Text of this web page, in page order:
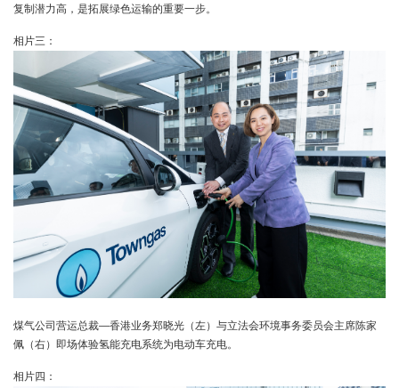
复制潜力高，是拓展绿色运输的重要一步。
相片三：
煤气公司营运总裁—香港业务郑晓光（左）与立法会环境事务委员会主席陈家
佩（右）即场体验氢能充电系统为电动车充电。
相片四：